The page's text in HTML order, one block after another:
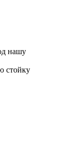
нашу
стойку